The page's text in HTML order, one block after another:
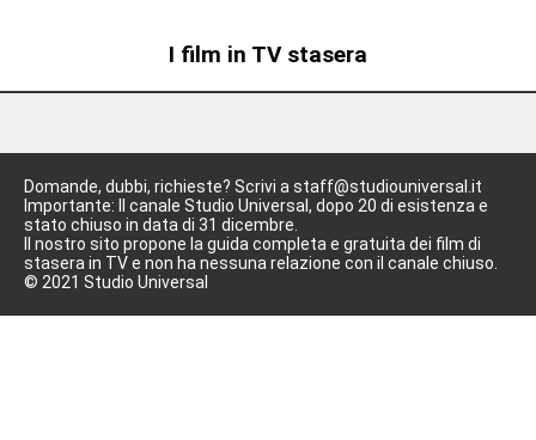
I film in TV stasera
Domande, dubbi, richieste? Scrivi a staff@studiouniversal.it
Importante: Il canale Studio Universal, dopo 20 di esistenza e
stato chiuso in data di 31 dicembre.
Il nostro sito propone la guida completa e gratuita dei film di
stasera in TV e non ha nessuna relazione con il canale chiuso.
© 2021 Studio Universal